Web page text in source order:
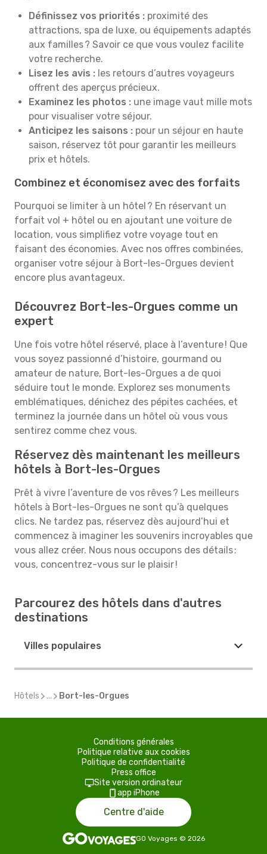
Définissez vos priorités : proximité des
attractions, spa de luxe, ou équipements adaptés
aux familles ? Savoir ce que vous voulez facilite
votre recherche.
Lisez les avis : les retours d’autres voyageurs
offrent des aperçus précieux.
Examinez les photos : une image vaut mille mots
pour visualiser votre séjour.
Anticipez les saisons : pour un séjour en haute
saison, réservez tôt pour garantir les meilleurs
prix et hôtels.
Combinez et économisez avec des forfaits
Pourquoi se limiter à un hôtel ? En réservant un
forfait vol + hôtel ou en ajoutant une voiture de
location, vous simplifiez votre voyage tout en
faisant des économies. Avec nos offres combinées,
organiser votre séjour à Bort-les-Orgues devient
encore plus avantageux.
Découvrez Bort-les-Orgues comme un
expert
Une fois votre hôtel réservé, place à l’aventure ! Que
vous soyez passionné d’histoire, gourmand ou
amateur de nature, Bort-les-Orgues a de quoi
séduire tout le monde. Explorez ses monuments
emblématiques, dénichez des pépites cachées, et
terminez la journée dans un hôtel où vous vous
sentirez comme chez vous.
Réservez dès maintenant les meilleurs
hôtels à Bort-les-Orgues
Prêt à vivre l’aventure de vos rêves ? Les meilleurs
hôtels à Bort-les-Orgues ne sont qu’à quelques
clics. Ne tardez pas, réservez dès aujourd’hui et
commencez à imaginer les souvenirs incroyables que
vous allez créer. Nous nous occupons des détails :
vous, concentrez-vous sur le plaisir !
Parcourez des hôtels dans d'autres
destinations
Villes populaires
Hôtels ... Bort-les-Orgues
Conditions générales
Politique relative aux cookies
Politique de confidentialité
Press office
Site version ordinateur
app iPhone
Centre d'aide
GO Voyages © 2026